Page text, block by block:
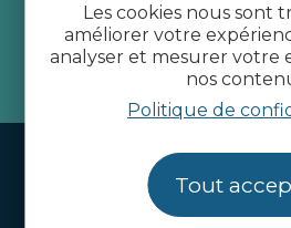
Les cookies nous sont
améliorer votre
analyser et mesurer votre
nos
Politique de
Tout
Côtes
je
Handi-
Webcams